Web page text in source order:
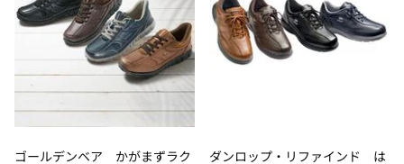
ゴールデンベア かがまずラク
ダンロップ・リファインド は